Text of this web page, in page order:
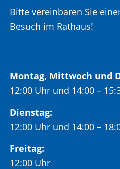
Bitte vereinbaren Sie
Besuch im Rathaus!
Montag, Mittwoch und
12:00 Uhr und 14:00 –
12:00 Uhr und 14:00 –
12:00 Uhr